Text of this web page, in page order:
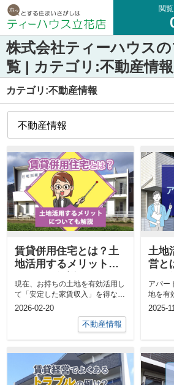
閲
株式会社ティーハウス
覧 | カテゴリ:不動産情報
カテゴリ:不動産情報
賃貸併用住宅とは？土
地活用するメリットに
現在、お持ちの土地を有効活用し
て「安定した家賃収入」を得なが
ら、「ご自身の住まい」も同時に
2026-02-20
不動産情報
土地
営と
アパー
地を有
収入を
2025-